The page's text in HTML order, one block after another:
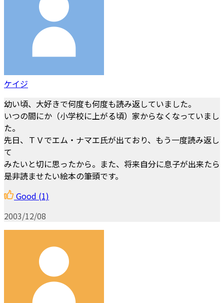
ケイジ
幼い頃、大好きで何度も何度も読み返していました。
いつの間にか（小学校に上がる頃）家からなくなっていまし
た。
先日、ＴＶでエム・ナマエ氏が出ており、もう一度読み返し
て
みたいと切に思ったから。また、将来自分に息子が出来たら
是非読ませたい絵本の筆頭です。
Good (1)
2003/12/08